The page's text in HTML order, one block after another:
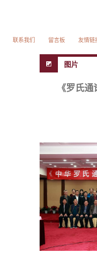
联系我们 留言板 友情链
图片
《罗氏